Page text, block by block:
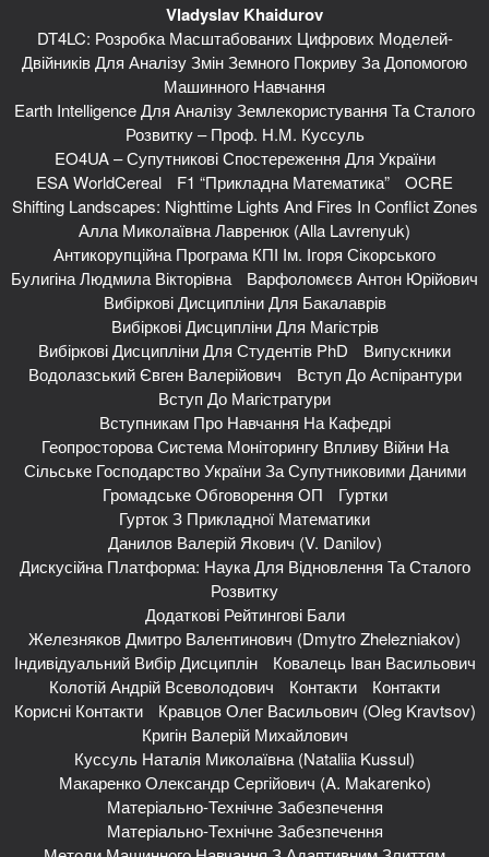
Vladyslav Khaidurov
DT4LC: Розробка Масштабованих Цифрових Моделей-
Двійників Для Аналізу Змін Земного Покриву За Допомогою
Машинного Навчання
Earth Intelligence Для Аналізу Землекористування Та Сталого
Розвитку – Проф. Н.М. Куссуль
EO4UA – Супутникові Спостереження Для України
ESA WorldCereal
F1 “Прикладна Математика”
OCRE
Shifting Landscapes: Nighttime Lights And Fires In Conflict Zones
Алла Миколаївна Лавренюк (Alla Lavrenyuk)
Антикорупційна Програма КПІ Ім. Ігоря Сікорського
Булигіна Людмила Вікторівна
Варфоломєєв Антон Юрійович
Вибіркові Дисципліни Для Бакалаврів
Вибіркові Дисципліни Для Магістрів
Вибіркові Дисципліни Для Студентів PhD
Випускники
Водолазський Євген Валерійович
Вступ До Аспірантури
Вступ До Магістратури
Вступникам Про Навчання На Кафедрі
Геопросторова Система Моніторингу Впливу Війни На
Сільське Господарство України За Супутниковими Даними
Громадське Обговорення ОП
Гуртки
Гурток З Прикладної Математики
Данилов Валерій Якович (V. Danilov)
Дискусійна Платформа: Наука Для Відновлення Та Сталого
Розвитку
Додаткові Рейтингові Бали
Железняков Дмитро Валентинович (Dmytro Zhelezniakov)
Індивідуальний Вибір Дисциплін
Ковалець Іван Васильович
Колотій Андрій Всеволодович
Контакти
Контакти
Корисні Контакти
Кравцов Олег Васильович (Oleg Kravtsov)
Кригін Валерій Михайлович
Куссуль Наталія Миколаївна (Nataliia Kussul)
Макаренко Олександр Сергійович (A. Makarenko)
Матеріально-Технічне Забезпечення
Матеріально-Технічне Забезпечення